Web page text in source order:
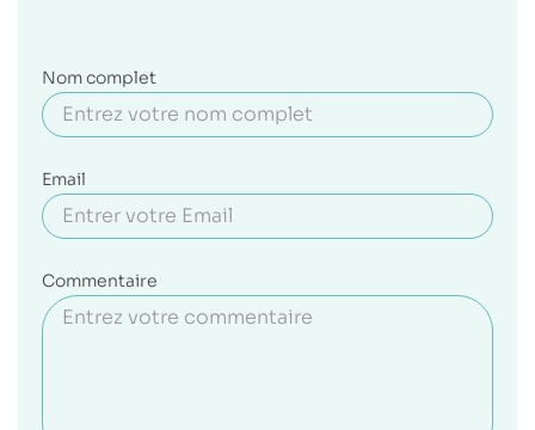
Nom complet
Email
Commentaire